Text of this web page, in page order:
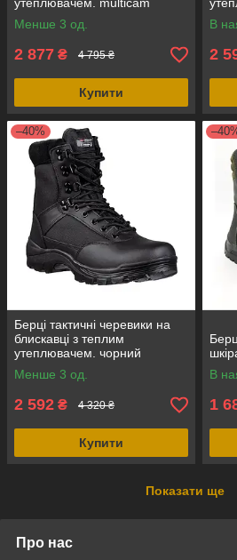
утеплювачем. multicam
замш+кордура, Mil-Tec
Німеччина
Менше 3 од.
2 877 ₴ 4 795 ₴
Купити
В
2
–40%
Берці тактичні черевики на
блискавці з теплим
утеплювачем. чорний
замш+кордура, Mil-Tec
Німеччина
Менше 3 од.
2 592 ₴ 4 320 ₴
Купити
В
1
Показати ще
Про нас